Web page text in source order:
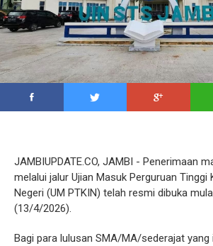
JAMBIUPDATE.CO, JAMBI - Penerimaan
melalui jalur Ujian Masuk Perguruan Tinggi
Negeri (UM PTKIN) telah resmi dibuka
(13/4/2026).
Bagi para lulusan SMA/MA/sederajat yang